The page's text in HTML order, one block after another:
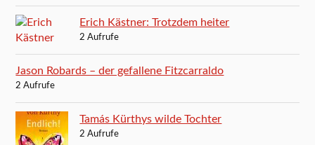
Erich Kästner: Trotzdem heiter
2 Aufrufe
Jason Robards – der gefallene Fitzcarraldo
2 Aufrufe
Tamás Kürthys wilde Tochter
2 Aufrufe